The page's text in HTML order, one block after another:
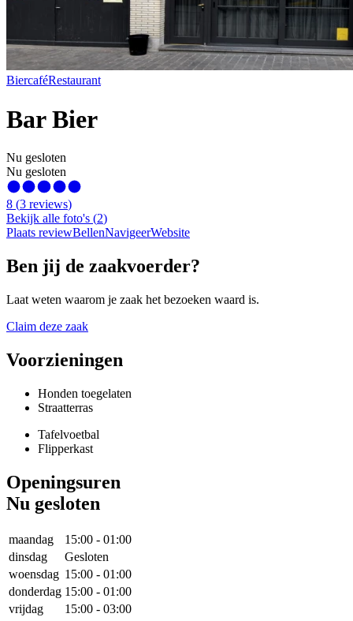
BiercaféRestaurant
Bar Bier
Nu gesloten
Nu gesloten
8 (3 reviews)
Bekijk alle foto's (2)
Plaats reviewBellenNavigeerWebsite
Ben jij de zaakvoerder?
Laat weten waarom je zaak het bezoeken waard is.
Claim deze zaak
Voorzieningen
Honden toegelaten
Straatterras
Tafelvoetbal
Flipperkast
Openingsuren
Nu gesloten
maandag 15:00 - 01:00
dinsdag
Gesloten
woensdag 15:00 - 01:00
donderdag 15:00 - 01:00
vrijdag
15:00 - 03:00